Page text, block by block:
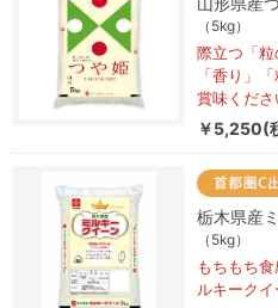
（5kg）
際立つ「粒
「香り」
賞味くださ
￥5,250(
栃木県産
（5kg）
もちもち
ルキークイ